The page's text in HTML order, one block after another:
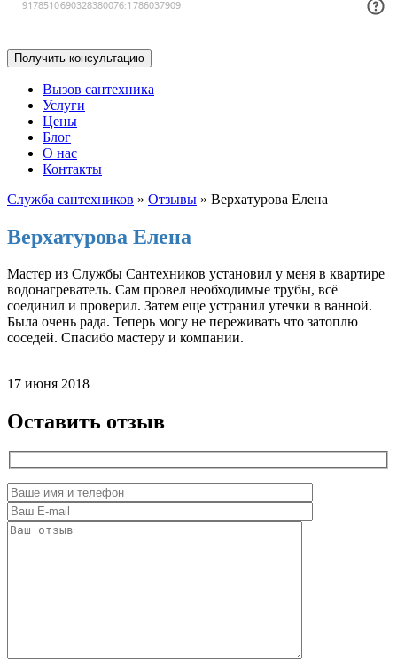
Вызов сантехника
Услуги
Цены
Блог
О нас
Контакты
Служба сантехников » Отзывы » Верхатурова Елена
Верхатурова Елена
Мастер из Службы Сантехников установил у меня в квартире
водонагреватель. Сам провел необходимые трубы, всё
соединил и проверил. Затем еще устранил утечки в ванной.
Была очень рада. Теперь могу не переживать что затоплю
соседей. Спасибо мастеру и компании.
17 июня 2018
Оставить отзыв